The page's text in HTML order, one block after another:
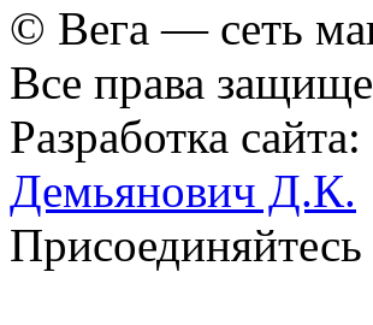
© Вега — сеть
Все права
Разработка сайта:
Демьянович Д.К.